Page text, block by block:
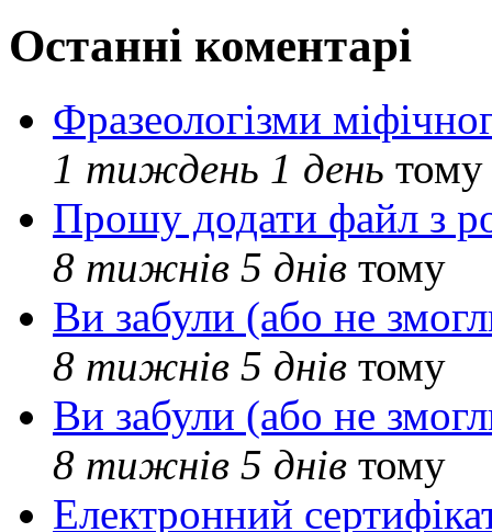
Останні коментарі
Фразеологізми
1 тиждень 1 день тому
Прошу додати файл з
8 тижнів 5 днів тому
Ви забули (або не
8 тижнів 5 днів тому
Ви забули (або не
8 тижнів 5 днів тому
Електронний